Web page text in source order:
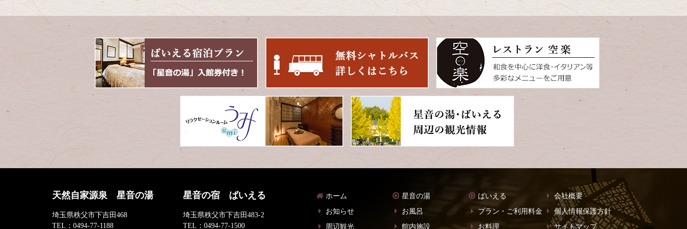
天然自家源泉 星音の湯
埼玉県秩父市下吉田468
TEL： 0494-77-1188
星音の宿 ばいえる
埼玉県秩父市下吉田483-2
TEL：0494-77-1500
ホーム
お知らせ
周辺観光
星音の湯
お風呂
館内施設
ばいえる
プラン・ご利用料金
お料理
会社概要
個人情報保護方針
サイトマップ